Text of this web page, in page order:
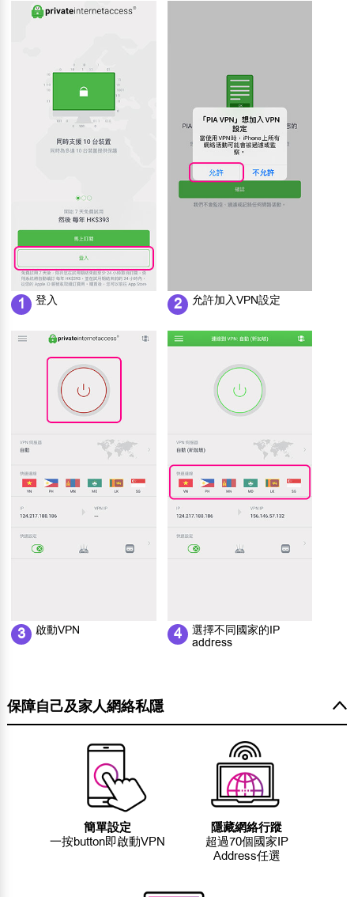
1 登入 2 允許加入VPN設定
3 啟動VPN 4
選擇不同國家的IP
address
保障自己及家人網絡私隱
簡單設定
一按button即啟動VPN
隱藏網絡行蹤
超過70個國家IP
Address任選